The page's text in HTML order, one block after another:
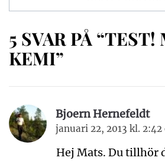
5 SVAR PÅ “TEST!
KEMI”
Bjoern Hernefeldt
januari 22, 2013 kl. 2:42
Hej Mats. Du tillhör